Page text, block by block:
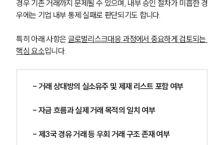
경우 기존 거래까지 문제될 수 있으며, 내부 승인 절차가 미흡한 경
우에는 기업 내부 통제 실패로 판단되기도 합니다.
특히 아래 사항은 글로벌리스크대응 과정에서 중요하게 검토되는
핵심 요소입니다.
- 거래 상대방의 실소유주 및 제재 리스트 포함 여부
- 자금 흐름과 실제 거래 목적의 일치 여부
- 제3국 경유 거래 등 우회 거래 구조 존재 여부